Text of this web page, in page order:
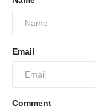
Email
Comment